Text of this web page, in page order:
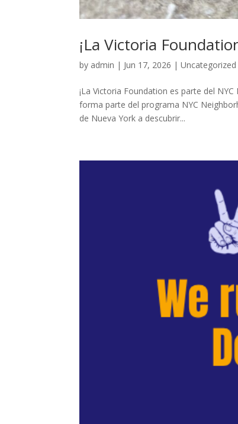
¡La Victoria
by admin | Jun 17, 2026 |Uncategorized
¡La Victoria Foundation es parte del
forma parte del programa NYC
de Nueva York a descubrir...